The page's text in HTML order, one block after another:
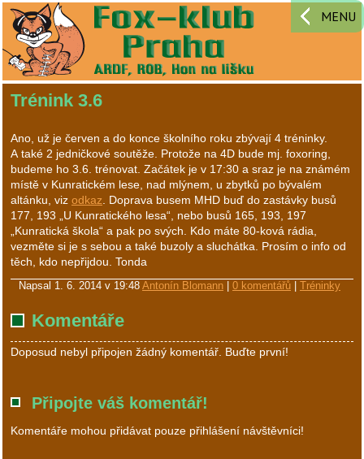
MENU
Trénink 3.6
Ano, už je červen a do konce školního roku zbývají 4 tréninky.
A také 2 jedničkové soutěže. Protože na 4D bude mj. foxoring,
budeme ho 3.6. trénovat. Začátek je v 17:30 a sraz je na známém
místě v Kunratickém lese, nad mlýnem, u zbytků po bývalém
altánku, viz odkaz. Doprava busem MHD buď do zastávky busů
177, 193 „U Kunratického lesa“, nebo busů 165, 193, 197
„Kunratická škola“ a pak po svých. Kdo máte 80-ková rádia,
vezměte si je s sebou a také buzoly a sluchátka. Prosím o info od
těch, kdo nepřijdou. Tonda
Napsal 1. 6. 2014 v 19:48 Antonín Blomann 0 komentářů Tréninky
Komentáře
Doposud nebyl připojen žádný komentář. Buďte první!
Připojte váš komentář!
Komentáře mohou přidávat pouze přihlášení návštěvníci!